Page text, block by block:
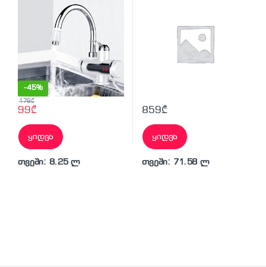
-45%
99₾
179₾
ყიდვა
თვეში: 8.25 ლ
859₾
ყიდვა
თვეში: 71.58 ლ